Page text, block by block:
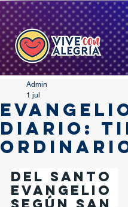
DIARIO:
Admin
1 jul
Del santo
Evangelio